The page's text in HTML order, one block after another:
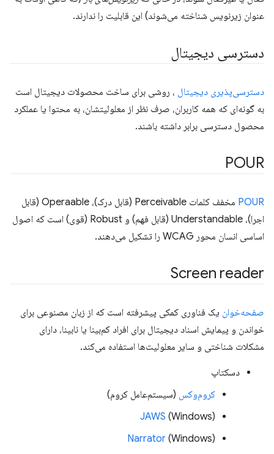
عنوان زیرنویس شناخته می‌شوند) این قابلیت را ندارند.
دسترسی دیجیتال
دسترسی‌پذیری دیجیتال ، روشی برای ساخت محصولات دیجیتال است
به گونه‌ای که همه کاربران، صرف نظر از معلولیتشان، به محتوا یا عملکرد
محصول دسترسی برابر داشته باشند.
POUR
POUR
مخفف کلمات Perceivable (قابل درک)، Operaable (قابل
اجرا)، Understandable (قابل فهم) و Robust (قوی) است که اصول
اساسی انسان محور WCAG را تشکیل می‌دهند.
Screen reader
صفحه‌خوان یک فناوری کمکی پیشرفته است که از زبان مصنوعی برای
خواندن و پیمایش اسناد دیجیتال برای افراد کم‌بینا یا نابینا، دارای
مشکلات شناختی و سایر معلولیت‌ها استفاده می‌کند.
دسکتاپ
کروم‌وکس (سیستم‌عامل کروم)
JAWS (Windows)
Narrator (Windows)